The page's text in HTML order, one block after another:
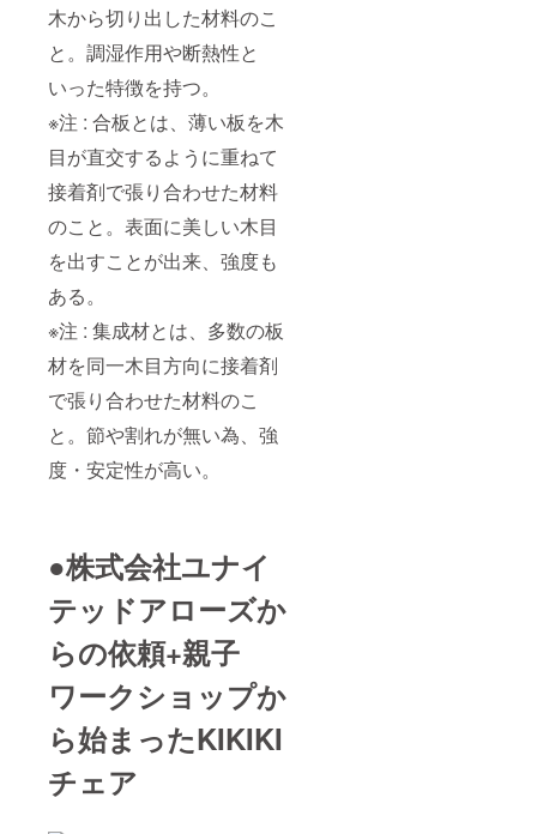
木から切り出した材料のこ
と。調湿作用や断熱性と
いった特徴を持つ。
※注 : 合板とは、薄い板を木
目が直交するように重ねて
接着剤で張り合わせた材料
のこと。表面に美しい木目
を出すことが出来、強度も
ある。
※注 : 集成材とは、多数の板
材を同一木目方向に接着剤
で張り合わせた材料のこ
と。節や割れが無い為、強
度・安定性が高い。
●株式会社ユナイ
テッドアローズか
らの依頼+親子
ワークショップか
ら始まったKIKIKI
チェア